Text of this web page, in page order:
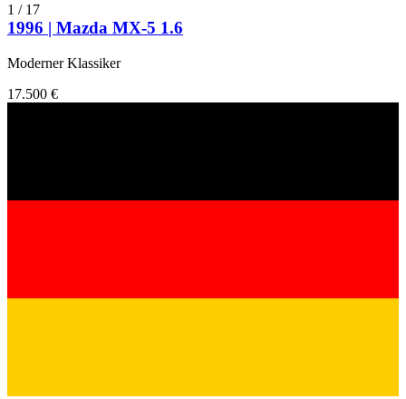
1 / 17
1996 | Mazda MX-5 1.6
Moderner Klassiker
17.500 €